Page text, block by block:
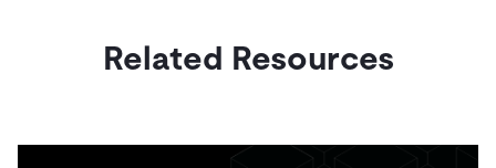
Related Resources